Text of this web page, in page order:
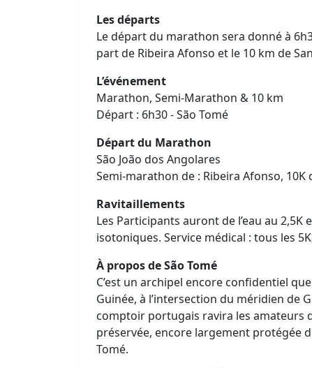
Les départs
Le départ du marathon sera donné à
part de Ribeira Afonso et le 10 km de
L’événement
Marathon, Semi-Marathon & 10 km
Départ : 6h30 - São Tomé
Départ du Marathon
São João dos Angolares
Semi-marathon de : Ribeira Afonso, 10K
Ravitaillements
Les Participants auront de l’eau au
isotoniques. Service médical : tous les
À propos de São Tomé
C’est un archipel encore confidentiel
Guinée, à l’intersection du méridien de
comptoir portugais ravira les amateurs
préservée, encore largement protégée
Tomé.